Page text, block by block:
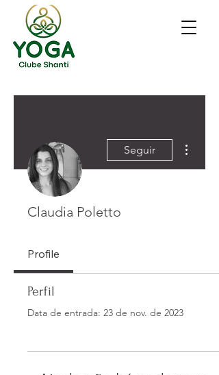
Seguir
Claudia Poletto
Profile
Perfil
Data de entrada: 23 de nov. de 2023